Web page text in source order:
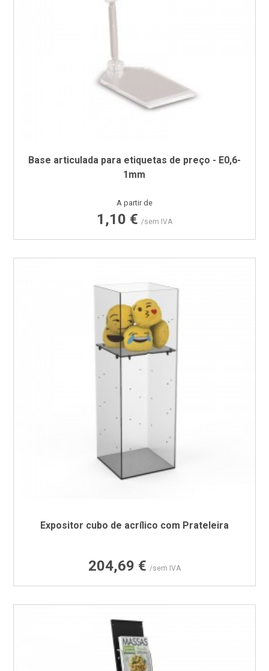
Base articulada para etiquetas de preço - E0,6-
1mm
Preço
A partir de
1,10 € /sem IVA
Expositor cubo de acrílico com Prateleira
Preço
204,69 € /sem IVA